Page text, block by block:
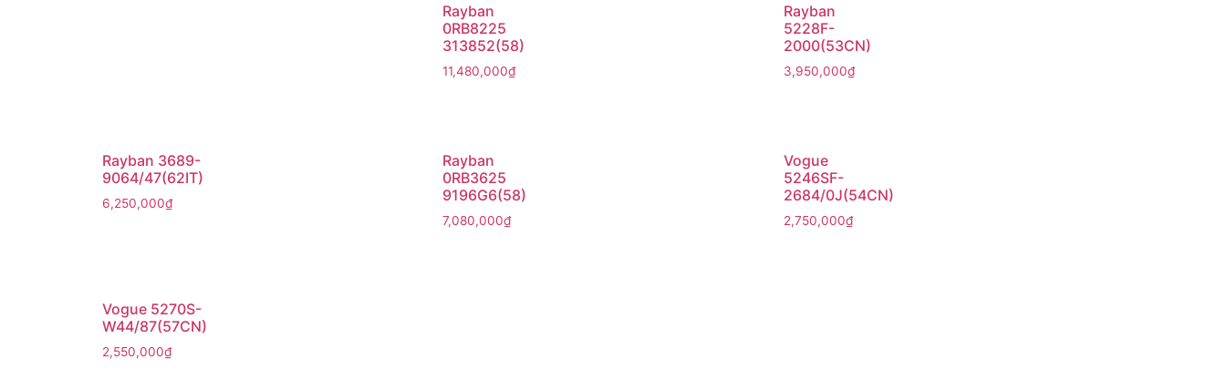
Rayban
0RB8225
313852(58)
11,480,000₫
Rayban
5228F-
2000(53CN)
3,950,000₫
Rayban 3689-
9064/47(62IT)
6,250,000₫
Rayban
0RB3625
9196G6(58)
7,080,000₫
Vogue
5246SF-
2684/0J(54CN)
2,750,000₫
Vogue 5270S-
W44/87(57CN)
2,550,000₫